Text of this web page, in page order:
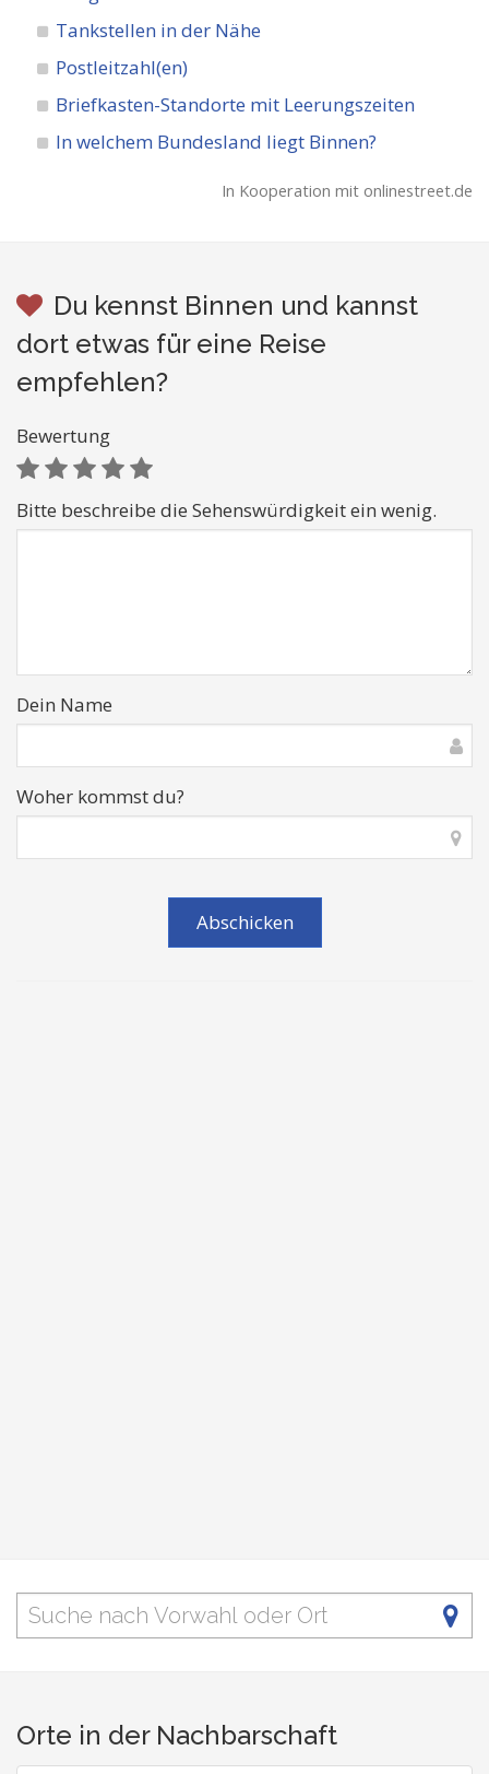
Tankstellen in der Nähe
Postleitzahl(en)
Briefkasten-Standorte mit Leerungszeiten
In welchem Bundesland liegt Binnen?
In Kooperation mit onlinestreet.de
Du kennst Binnen und kannst
dort etwas für eine Reise
empfehlen?
Bewertung
Bitte beschreibe die Sehenswürdigkeit ein wenig.
Dein Name
Woher kommst du?
Orte in der Nachbarschaft